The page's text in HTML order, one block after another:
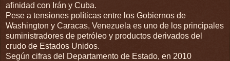
afinidad con Irán y Cuba.
Pese a tensiones políticas entre los Gobiernos de
Washington y Caracas, Venezuela es uno de los principales
suministradores de petróleo y productos derivados del
crudo de Estados Unidos.
Según cifras del Departamento de Estado, en 2010